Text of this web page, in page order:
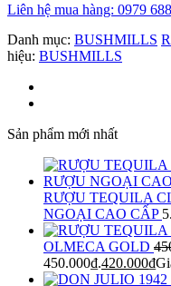
Liên hệ mua hàng: 0979
Danh mục: BUSHMILLS
hiệu: BUSHMILLS
Sản phẩm mới nhất
RƯỢU TEQUILA
NGOẠI CAO CẤP
OLMECA GOLD
450.000₫.420.000₫